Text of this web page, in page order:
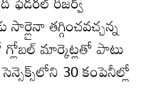
సార్లైనా తగ్గించవచ్చన్న
మార్కెట్లతో పాటు
30 కంపెనీల్లో